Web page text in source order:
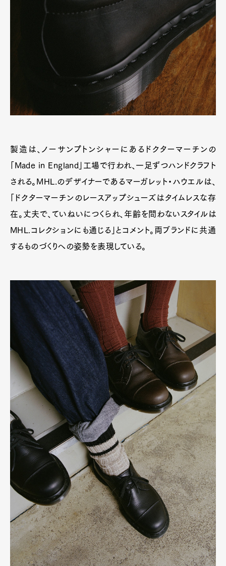
製造は、ノーサンプトンシャーにあるドクターマーチンの
「Made in England」工場で行われ、一足ずつハンドクラフト
される。MHL.のデザイナーであるマーガレット・ハウエルは、
「ドクターマーチンのレースアップシューズはタイムレスな存
在。丈夫で、ていねいにつくられ、年齢を問わないスタイルは
MHL.コレクションにも通じる」とコメント。両ブランドに共通
するものづくりへの姿勢を表現している。